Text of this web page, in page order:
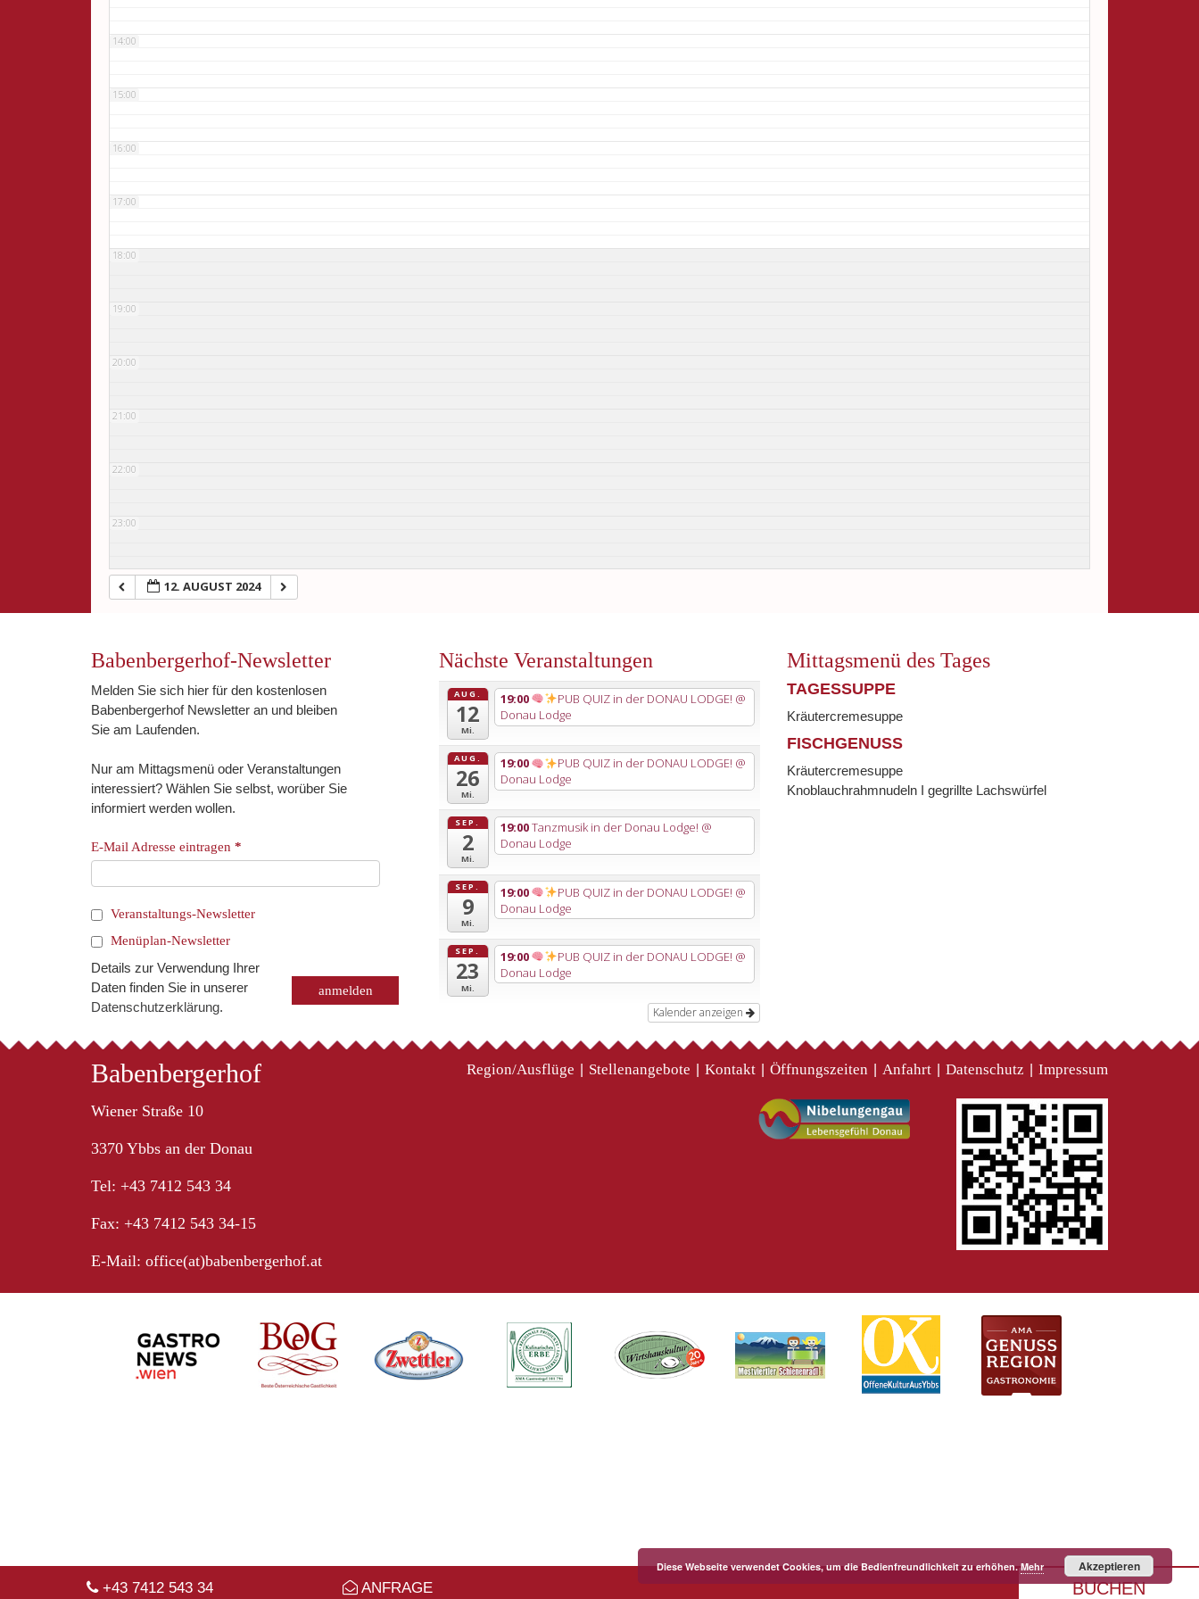
+43 7412 543 34 ANFRAGE BUCHEN
14:00
15:00
16:00
17:00
18:00
19:00
20:00
21:00
22:00
23:00
12. AUGUST 2024
Babenbergerhof-Newsletter
Melden Sie sich hier für den kostenlosen
Babenbergerhof Newsletter an und bleiben
Sie am Laufenden.
Nur am Mittagsmenü oder Veranstaltungen
interessiert? Wählen Sie selbst, worüber Sie
informiert werden wollen.
E-Mail Adresse eintragen *
Veranstaltungs-Newsletter
Menüplan-Newsletter
Details zur Verwendung Ihrer
Daten finden Sie in unserer
Datenschutzerklärung.
Nächste Veranstaltungen
AUG.
12
Mi.
19:00 PUB QUIZ in der DONAU LODGE! @
Donau Lodge
AUG.
26
Mi.
19:00 PUB QUIZ in der DONAU LODGE! @
Donau Lodge
SEP.
2
Mi.
19:00Tanzmusik in der Donau Lodge! @
Donau Lodge
SEP.
9
Mi.
19:00 PUB QUIZ in der DONAU LODGE! @
Donau Lodge
SEP.
23
Mi.
19:00 PUB QUIZ in der DONAU LODGE! @
Donau Lodge
Kalender anzeigen
Mittagsmenü des Tages
TAGESSUPPE
Kräutercremesuppe
FISCHGENUSS
Kräutercremesuppe
Knoblauchrahmnudeln I gegrillte Lachswürfel
Babenbergerhof
Wiener Straße 10
3370 Ybbs an der Donau
Tel: +43 7412 543 34
Fax: +43 7412 543 34-15
E-Mail: office(at)babenbergerhof.at
Region/Ausflüge Stellenangebote Kontakt Öffnungszeiten Anfahrt Datenschutz Impressum
Diese Webseite verwendet Cookies, um die Bedienfreundlichkeit zu erhöhen.Mehr Akzeptieren